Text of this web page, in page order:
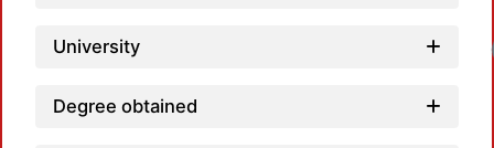
University
Degree obtained